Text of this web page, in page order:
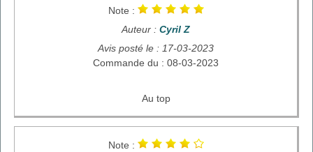
Note :
Auteur : Cyril Z
Avis posté le : 17-03-2023
Commande du : 08-03-2023
Au top
Note :